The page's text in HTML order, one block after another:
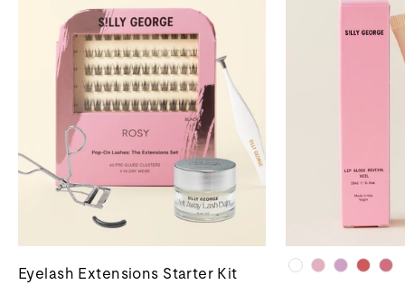
Eyelash Extensions Starter Kit